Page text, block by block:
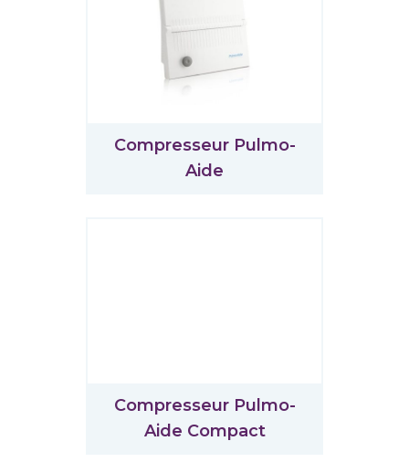
Compresseur Pulmo-
Aide
Compresseur Pulmo-
Aide Compact